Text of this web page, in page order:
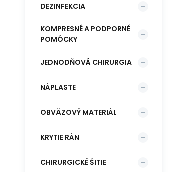
DEZINFEKCIA
KOMPRESNÉ A PODPORNÉ
POMÔCKY
JEDNODŇOVÁ CHIRURGIA
NÁPLASTE
OBVÄZOVÝ MATERIÁL
KRYTIE RÁN
CHIRURGICKÉ ŠITIE